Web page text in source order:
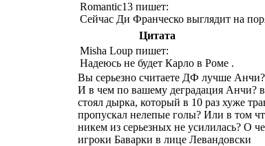
Romantic13 пишет:
Сейчас Ди Франческо выглядит на
Цитата
Misha Loup пишет:
Надеюсь не будет Карло в Рoме .
Вы серьезно считаете ДФ лучше Анчи?
И в чем по вашему деградация Анчи?
стоял дырка, который в 10 раз хуже
пропускал нелепые голы? Или в том
никем из серьезных не усилилась? О
игроки Баварки в лице Левандовски